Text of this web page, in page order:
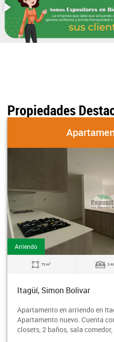
Propiedades
Arriendo
73 m2 3
Itagüí, Simon Bolivar
Apartamento en arriendo en
Apartamento nuevo. Cuenta
closets, 2 baños, sala